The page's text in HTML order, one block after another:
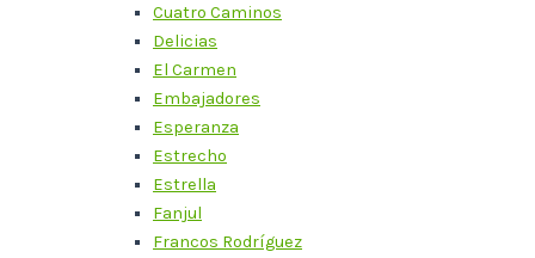
Cuatro Caminos
Delicias
El Carmen
Embajadores
Esperanza
Estrecho
Estrella
Fanjul
Francos Rodríguez